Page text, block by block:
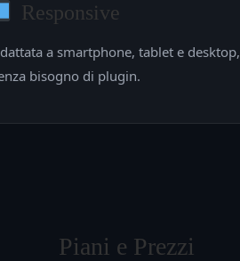
Responsive
a smartphone, tablet e desktop,
bisogno di plugin.
Piani e Prezzi